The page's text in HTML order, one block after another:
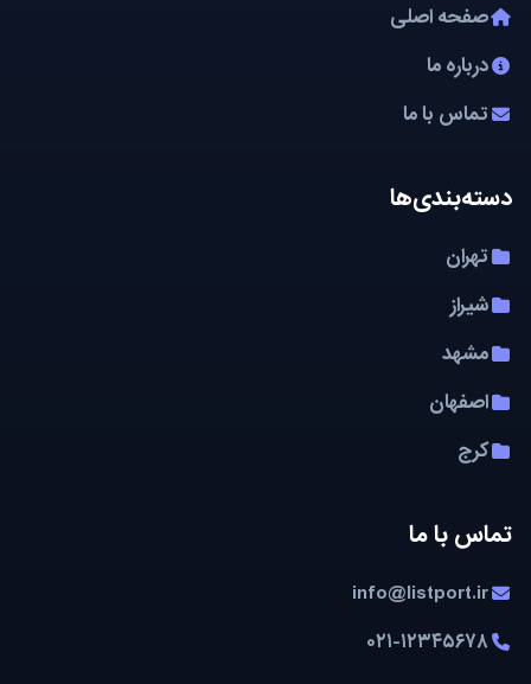
صفحه اصلی
درباره ما
تماس با ما
دسته‌بندی‌ها
تهران
شیراز
مشهد
اصفهان
کرج
تماس با ما
info@listport.ir
۰۲۱-۱۲۳۴۵۶۷۸